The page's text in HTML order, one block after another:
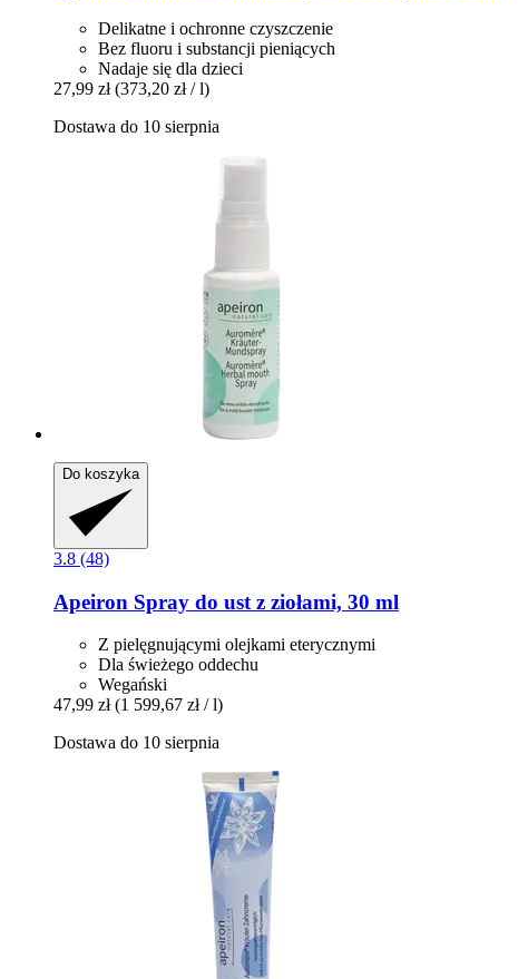
Delikatne i ochronne czyszczenie
Bez fluoru i substancji pieniących
Nadaje się dla dzieci
27,99 zł (373,20 zł / l)
Dostawa do 10 sierpnia
Do koszyka
3.8 (48)
Apeiron Spray do ust z ziołami, 30 ml
Z pielęgnującymi olejkami eterycznymi
Dla świeżego oddechu
Wegański
47,99 zł (1 599,67 zł / l)
Dostawa do 10 sierpnia